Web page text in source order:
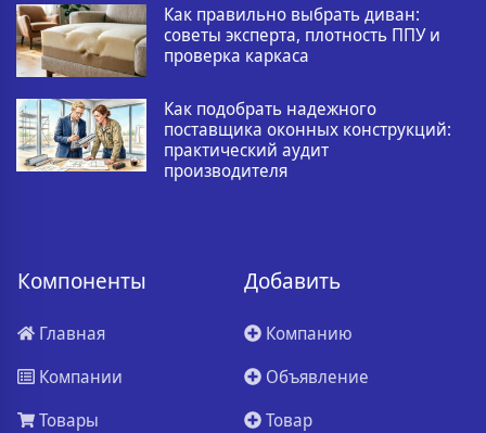
Как правильно выбрать диван:
советы эксперта, плотность ППУ и
проверка каркаса
Как подобрать надежного
поставщика оконных конструкций:
практический аудит
производителя
Компоненты
Главная
Компании
Товары
Добавить
Компанию
Объявление
Товар